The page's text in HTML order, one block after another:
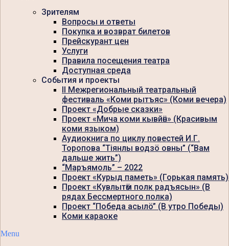
Зрителям
Вопросы и ответы
Покупка и возврат билетов
Прейскурант цен
Услуги
Правила посещения театра
Доступная среда
События и проекты
II Межрегиональный театральный
фестиваль «Коми рытъяс» (Коми вечера)
Проект «Добрые сказки»
Проект «Мича коми кывйӧн» (Красивым
коми языком)
Аудиокнига по циклу повестей И.Г.
Торопова “Тiянлы водзö овны” (“Вам
дальше жить”)
“Маръямоль” – 2022
Проект «Курыд паметь» (Горькая память)
Проект «Кувлытӧм полк радъясын» (В
рядах Бессмертного полка)
Проект “Победа асылö” (В утро Победы)
Коми караоке
Menu